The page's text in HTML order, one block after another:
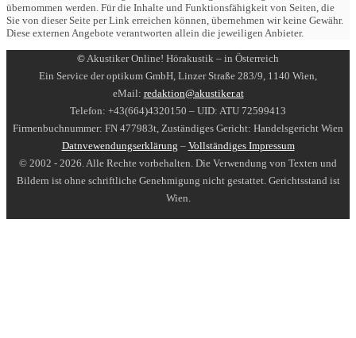
übernommen werden. Für die Inhalte und Funktionsfähigkeit von Seiten, die
Sie von dieser Seite per Link erreichen können, übernehmen wir keine Gewähr.
Diese externen Angebote verantworten allein die jeweiligen Anbieter.
©Akustiker Online! Hörakustik – in Österreich
Ein Service der optikum GmbH, Linzer Straße 283/9, 1140 Wien,
eMail: redaktion@akustiker.at
Telefon: +43(664)4320150 – UID: ATU 72599413
Firmenbuchnummer: FN 477983t, Zuständiges Gericht: Handelsgericht Wien
Datnvewendungserklärung – Vollständiges Impressum
© 2002 - 2026. Alle Rechte vorbehalten. Die Verwendung von Texten und
Bildern ist ohne schriftliche Genehmigung nicht gestattet. Gerichtsstand ist
Wien.